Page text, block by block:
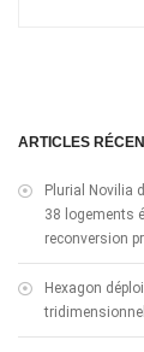
ARTICLES
Plurial Novilia
38 logements
reconversion
Hexagon